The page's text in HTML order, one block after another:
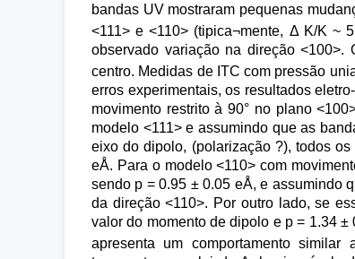
bandas UV mostraram pequenas
<111> e <110> (tipica¬mente, Δ K/K ~
observado variação na direção
centro. Medidas de ITC com pressão
erros experimentais, os resultados
movimento restrito à 90° no plano
modelo <111> e assumindo que as
eixo do dipolo, (polarização ?), todos
eÅ. Para o modelo <110> com
sendo p = 0.95 ± 0.05 eÅ, e assumindo
da direção <110>. Por outro lado, se
valor do momento de dipolo e p = 1.34
apresenta um comportamento